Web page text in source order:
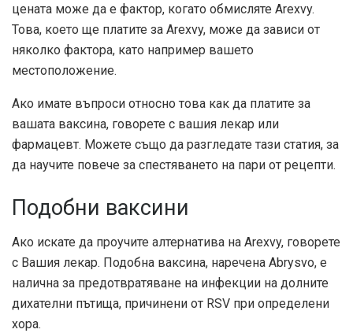
цената може да е фактор, когато обмисляте Arexvy.
Това, което ще платите за Arexvy, може да зависи от
няколко фактора, като например вашето
местоположение.
Ако имате въпроси относно това как да платите за
вашата ваксина, говорете с вашия лекар или
фармацевт. Можете също да разгледате тази статия, за
да научите повече за спестяването на пари от рецепти.
Подобни ваксини
Ако искате да проучите алтернатива на Arexvy, говорете
с Вашия лекар. Подобна ваксина, наречена Abrysvo, е
налична за предотвратяване на инфекции на долните
дихателни пътища, причинени от RSV при определени
хора.